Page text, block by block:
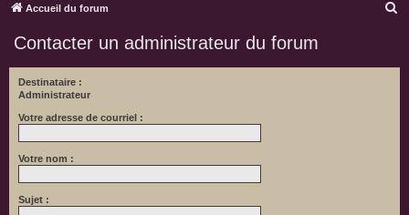
Accueil du forum
Contacter un administrateur du forum
Destinataire :
Administrateur
Votre adresse de courriel :
Votre nom :
Sujet :